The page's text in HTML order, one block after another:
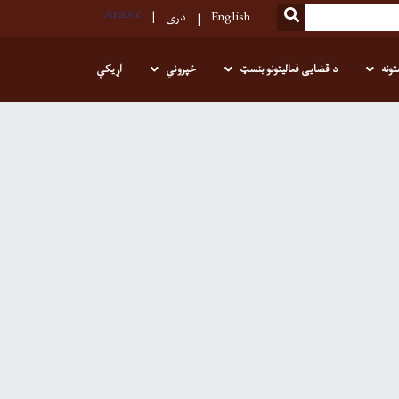
SEARCH
English دری Arabic
د قضایی فعالیتونو بنسټ خپروني اړیکې